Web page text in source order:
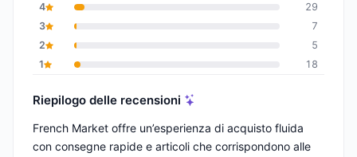
4
29
3
7
2
5
1
18
Riepilogo delle recensioni
French Market offre un’esperienza di acquisto fluida
con consegne rapide e articoli che corrispondono alle